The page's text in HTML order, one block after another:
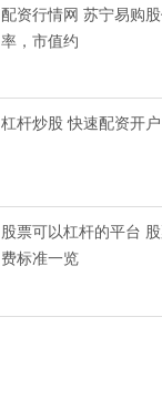
配资行情网 苏宁易购
率，市值约
杠杆炒股 快速配资开
股票可以杠杆的平台
费标准一览